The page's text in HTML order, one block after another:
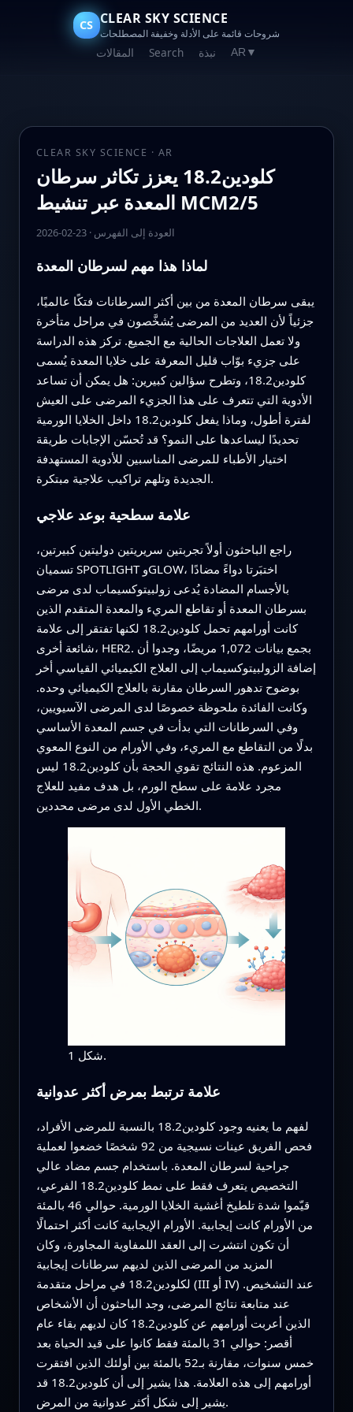
CS CLEAR SKY SCIENCE
شروحات قائمة على الأدلة وخفيفة المصطلحات
المقالات Search نبذة AR ▼
CLEAR SKY SCIENCE · AR
كلودين18.2 يعزز تكاثر سرطان
المعدة عبر تنشيط MCM2/5
2026-02-23· العودة إلى الفهرس
لماذا هذا مهم لسرطان المعدة
يبقى سرطان المعدة من بين أكثر السرطانات فتكًا عالميًا،
جزئياً لأن العديد من المرضى يُشخَّصون في مراحل متأخرة
ولا تعمل العلاجات الحالية مع الجميع. تركز هذه الدراسة
على جزيء بوّاب قليل المعرفة على خلايا المعدة يُسمى
كلودين18.2، وتطرح سؤالين كبيرين: هل يمكن أن تساعد
الأدوية التي تتعرف على هذا الجزيء المرضى على العيش
لفترة أطول، وماذا يفعل كلودين18.2 داخل الخلايا الورمية
تحديدًا ليساعدها على النمو؟ قد تُحسّن الإجابات طريقة
اختيار الأطباء للمرضى المناسبين للأدوية المستهدفة
الجديدة وتلهم تراكيب علاجية مبتكرة.
علامة سطحية بوعد علاجي
راجع الباحثون أولاً تجربتين سريريتين دوليتين كبيرتين،
تسميان SPOTLIGHT وGLOW، اختبَرتا دواءً مضادًا
بالأجسام المضادة يُدعى زولبيتوكسيماب لدى مرضى
بسرطان المعدة أو تقاطع المريء والمعدة المتقدم الذين
كانت أورامهم تحمل كلودين18.2 لكنها تفتقر إلى علامة
شائعة أخرى، HER2. بجمع بيانات 1,072 مريضًا، وجدوا أن
إضافة الزولبيتوكسيماب إلى العلاج الكيميائي القياسي أخر
بوضوح تدهور السرطان مقارنة بالعلاج الكيميائي وحده.
وكانت الفائدة ملحوظة خصوصًا لدى المرضى الآسيويين،
وفي السرطانات التي بدأت في جسم المعدة الأساسي
بدلًا من التقاطع مع المريء، وفي الأورام من النوع المعوي
المزعوم. هذه النتائج تقوي الحجة بأن كلودين18.2 ليس
مجرد علامة على سطح الورم، بل هدف مفيد للعلاج
الخطي الأول لدى مرضى محددين.
شكل 1.
علامة ترتبط بمرض أكثر عدوانية
لفهم ما يعنيه وجود كلودين18.2 بالنسبة للمرضى الأفراد،
فحص الفريق عينات نسيجية من 92 شخصًا خضعوا لعملية
جراحية لسرطان المعدة. باستخدام جسم مضاد عالي
التخصيص يتعرف فقط على نمط كلودين18.2 الفرعي،
قيّموا شدة تلطيخ أغشية الخلايا الورمية. حوالي 46 بالمئة
من الأورام كانت إيجابية. الأورام الإيجابية كانت أكثر احتمالًا
أن تكون انتشرت إلى العقد اللمفاوية المجاورة، وكان
المزيد من المرضى الذين لديهم سرطانات إيجابية
لكلودين18.2 في مراحل متقدمة (III أو IV) عند التشخيص.
عند متابعة نتائج المرضى، وجد الباحثون أن الأشخاص
الذين أعربت أورامهم عن كلودين18.2 كان لديهم بقاء عام
أقصر: حوالي 31 بالمئة فقط كانوا على قيد الحياة بعد
خمس سنوات، مقارنة بـ52 بالمئة بين أولئك الذين افتقرت
أورامهم إلى هذه العلامة. هذا يشير إلى أن كلودين18.2 قد
يشير إلى شكل أكثر عدوانية من المرض.